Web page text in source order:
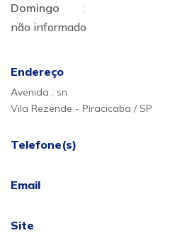
Domingo
:
não informado
Endereço
Avenida , sn
Vila Rezende - Piracicaba / SP
Telefone(s)
Email
Site